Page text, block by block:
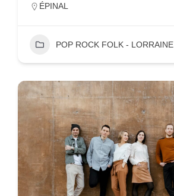
ÉPINAL
POP ROCK FOLK - LORRAINE